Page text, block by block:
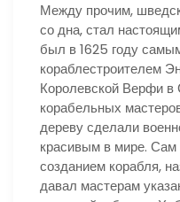
Между прочим,
со дна, стал
был в 1625 году
кораблестроителем
Королевской Верфи в
корабельных
дереву сделали
красивым в мире. Сам
созданием корабля,
давал мастерам